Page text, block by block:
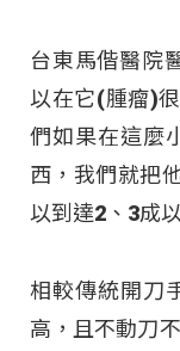
台東馬偕醫院
以在它(腫瘤)
們如果在這麼
西，我們就把
以到達2、3成以
相較傳統開刀
高，且不動刀